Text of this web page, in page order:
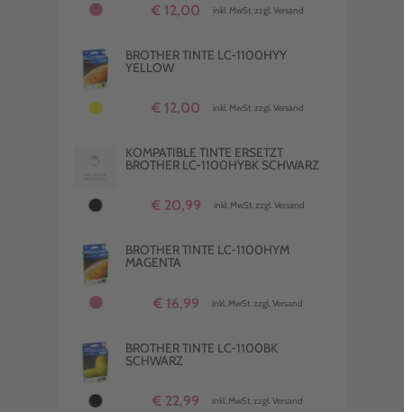
€ 12,00 inkl. MwSt. zzgl. Versand
BROTHER TINTE LC-1100HYY
YELLOW
€ 12,00 inkl. MwSt. zzgl. Versand
KOMPATIBLE TINTE ERSETZT
BROTHER LC-1100HYBK SCHWARZ
€ 20,99 inkl. MwSt. zzgl. Versand
BROTHER TINTE LC-1100HYM
MAGENTA
€ 16,99 inkl. MwSt. zzgl. Versand
BROTHER TINTE LC-1100BK
SCHWARZ
€ 22,99 inkl. MwSt. zzgl. Versand